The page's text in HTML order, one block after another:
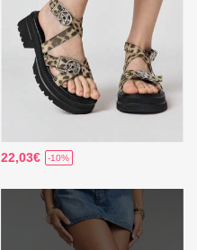
22,03€ -10%